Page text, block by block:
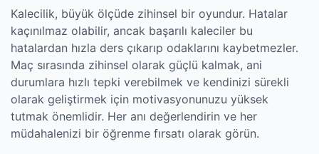
Kalecilik, büyük ölçüde zihinsel bir oyundur. Hatalar
kaçınılmaz olabilir, ancak başarılı kaleciler bu
hatalardan hızla ders çıkarıp odaklarını kaybetmezler.
Maç sırasında zihinsel olarak güçlü kalmak, ani
durumlara hızlı tepki verebilmek ve kendinizi sürekli
olarak geliştirmek için motivasyonunuzu yüksek
tutmak önemlidir. Her anı değerlendirin ve her
müdahalenizi bir öğrenme fırsatı olarak görün.